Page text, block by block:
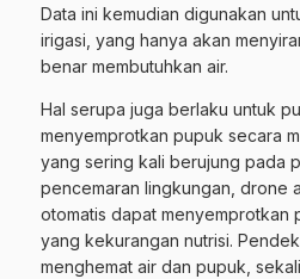
Data ini kemudian digunakan
irigasi, yang hanya akan
benar membutuhkan air.
Hal serupa juga berlaku untuk
menyemprotkan pupuk secara
yang sering kali berujung pada
pencemaran lingkungan, drone
otomatis dapat menyemprotkan
yang kekurangan nutrisi.
menghemat air dan pupuk,